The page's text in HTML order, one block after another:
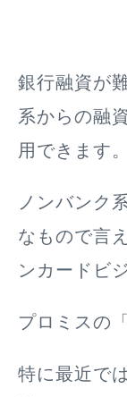
銀行融資が
系からの融
用できます。
ノンバンク
なもので言
ンカードビ
プロミスの
特に最近で